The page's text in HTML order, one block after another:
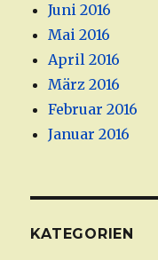
Juni 2016
Mai 2016
April 2016
März 2016
Februar 2016
Januar 2016
KATEGORIEN